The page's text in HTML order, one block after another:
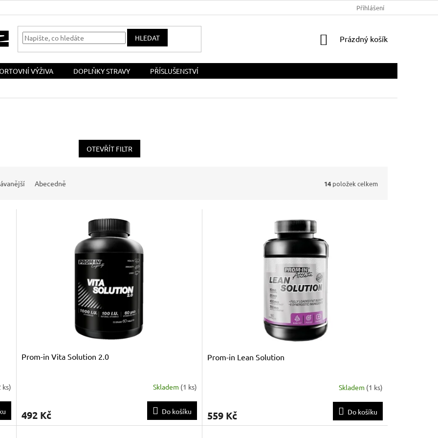
Přihlášení
HLEDAT
NÁKUPNÍ
Prázdný košík
VÝŽIVA DOPLŇKY STRAVY
PŘÍSLUŠENSTVÍ
OTEVŘÍT FILTR
Abecedně 14 položek celkem
ks)
Prom-in Vita Solution 2.0
Skladem (1 ks)
492 Kč Do košíku
Prom-in Lean Solution
Skladem (1 ks)
559 Kč Do košíku